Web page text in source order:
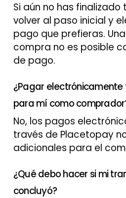
Si aún no has
volver al paso inicial y
pago que prefieras.
compra no es posible
de pago.
¿Pagar
para mí como
No, los pagos
través de Placetopay
adicionales para el
¿Qué debo hacer si mi
concluyó?